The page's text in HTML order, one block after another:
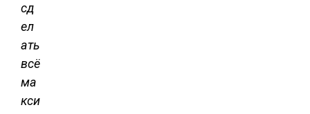
сд
ел
ать
всё
ма
кси